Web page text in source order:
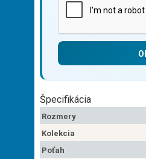
Špecifikácia
Rozmery
Kolekcia
Poťah